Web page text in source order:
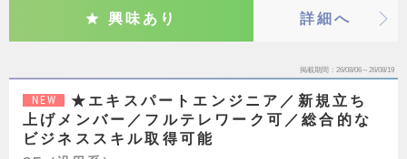
興味あり 詳細へ
掲載期間 26/08/06～26/08/19
NEW
★エキスパートエンジニア／新規立ち
上げメンバー／フルテレワーク可／総合的な
ビジネススキル取得可能